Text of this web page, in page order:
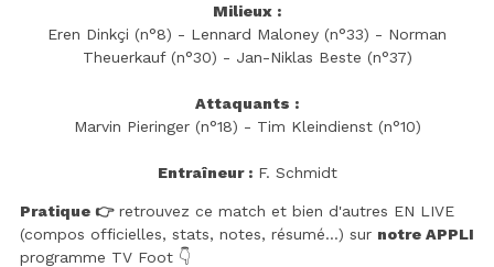
Milieux :
Eren Dinkçi (n°8) - Lennard Maloney (n°33) - Norman
Theuerkauf (n°30) - Jan-Niklas Beste (n°37)
Attaquants :
Marvin Pieringer (n°18) - Tim Kleindienst (n°10)
Entraîneur :F. Schmidt
Pratique 👉retrouvez ce match et bien d'autres EN LIVE
(compos officielles, stats, notes, résumé...) sur notre APPLI
programme TV Foot 👇